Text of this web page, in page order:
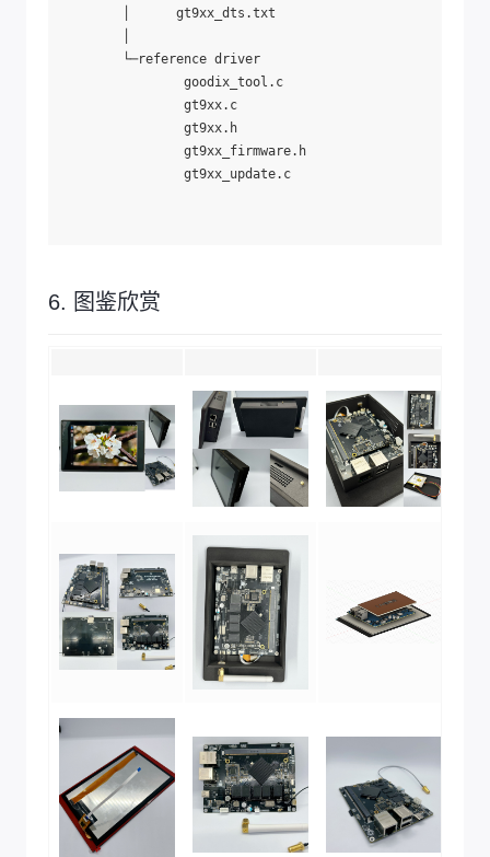
        │      gt9xx_dts.txt
        └─reference driver
                goodix_tool.c
                gt9xx.c
                gt9xx.h
                gt9xx_firmware.h
                gt9xx_update.c
6. 图鉴欣赏